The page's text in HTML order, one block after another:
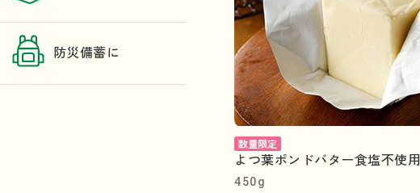
防災備蓄に
数量限定
よつ葉ポンドバター食塩不使
450g